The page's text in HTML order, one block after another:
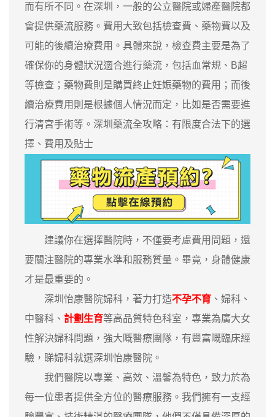
而有所不同。在深圳，一般的公立醫院或婦產醫院都
會提供藥流服務。費用大致包括檢查費、藥物費以及
可能的後續治療費用。具體來說，檢查費主要是為了
確保你的身體狀況適合進行藥流，包括血常規、B超
等檢查；藥物費則是購買終止妊娠藥物的費用；而後
續治療費用則是根據個人情況而定，比如是否需要進
行清宮手術等。深圳藥流全攻略：有限度合法下的選
擇、費用及貼士
建議你在選擇醫院時，不僅要考慮費用問題，還
要關注醫院的專業水準和服務質量。畢竟，身體健康
才是最重要的。
深圳怡康醫院婦科，著力打造不孕不育 、婦科、
中醫科、 計劃生育等高品質特色科室，專業為廣大女
性解決婦科問題，強大嘅醫療團隊，有豐富嘅臨床經
驗，睇婦科就選深圳怡康醫院。
我們醫院以專業、高效、溫馨為特色，致力於為
每一位患者提供全方位的醫療服務。我們擁有一支經